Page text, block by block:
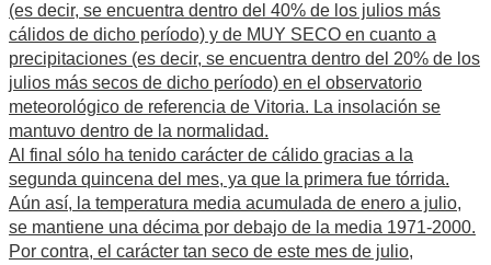
(es decir, se encuentra dentro del 40% de los julios más
cálidos de dicho período) y de MUY SECO en cuanto a
precipitaciones (es decir, se encuentra dentro del 20% de los
julios más secos de dicho período) en el observatorio
meteorológico de referencia de Vitoria. La insolación se
mantuvo dentro de la normalidad.
Al final sólo ha tenido carácter de cálido gracias a la
segunda quincena del mes, ya que la primera fue tórrida.
Aún así, la temperatura media acumulada de enero a julio,
se mantiene una décima por debajo de la media 1971-2000.
Por contra, el carácter tan seco de este mes de julio,